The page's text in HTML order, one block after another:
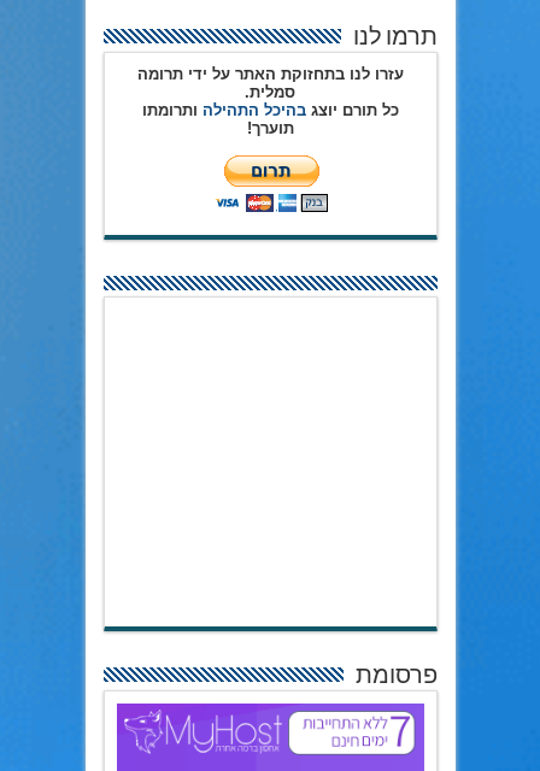
תרמו לנו
עזרו לנו בתחזוקת האתר על ידי תרומה
סמלית.
כל תורם יוצגבהיכל התהילה ותרומתו
תוערך!
פרסומת